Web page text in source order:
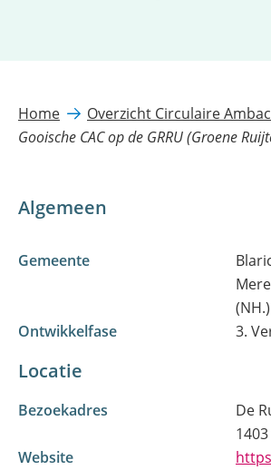
Home
Overzicht Circulaire
Gooische CAC op de GRRU (Groene
Algemeen
Gemeente
(NH.)
Ontwikkelfase
3.
Locatie
Bezoekadres
De
Website